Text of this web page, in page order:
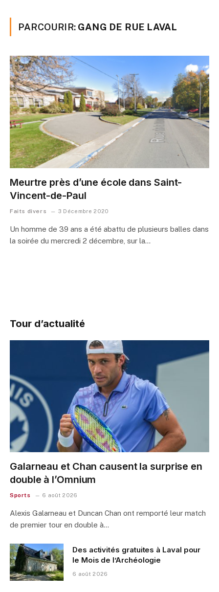
PARCOURIR: GANG DE RUE LAVAL
Meurtre près d’une école dans Saint-
Vincent-de-Paul
Faits divers 3 Décembre 2020
Un homme de 39 ans a été abattu de plusieurs balles dans
la soirée du mercredi 2 décembre, sur la…
Tour d’actualité
Galarneau et Chan causent la surprise en
double à l’Omnium
Sports 6 août 2026
Alexis Galarneau et Duncan Chan ont remporté leur match
de premier tour en double à…
Des activités gratuites à Laval pour
le Mois de l’Archéologie
6 août 2026